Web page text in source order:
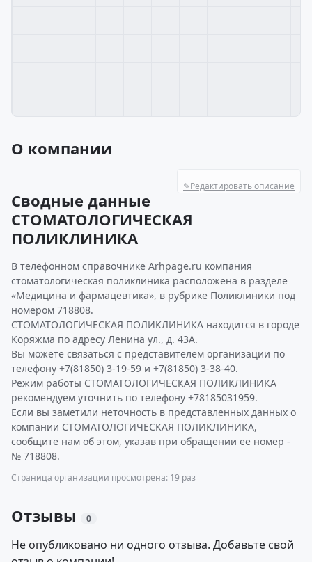
О компании
✎Редактировать описание
Сводные данные
СТОМАТОЛОГИЧЕСКАЯ
ПОЛИКЛИНИКА
В телефонном справочнике Arhpage.ru компания
стоматологическая поликлиника расположена в разделе
«Медицина и фармацевтика», в рубрике Поликлиники под
номером 718808.
СТОМАТОЛОГИЧЕСКАЯ ПОЛИКЛИНИКА находится в городе
Коряжма по адресу Ленина ул., д. 43А.
Вы можете связаться с представителем организации по
телефону +7(81850) 3-19-59 и +7(81850) 3-38-40.
Режим работы СТОМАТОЛОГИЧЕСКАЯ ПОЛИКЛИНИКА
рекомендуем уточнить по телефону +78185031959.
Если вы заметили неточность в представленных данных о
компании СТОМАТОЛОГИЧЕСКАЯ ПОЛИКЛИНИКА,
сообщите нам об этом, указав при обращении ее номер -
№ 718808.
Страница организации просмотрена: 19 раз
Отзывы 0
Не опубликовано ни одного отзыва. Добавьте свой